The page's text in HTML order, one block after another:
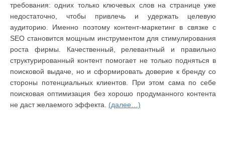
требования: одних только ключевых слов на странице уже
недостаточно, чтобы привлечь и удержать целевую
аудиторию. Именно поэтому контент-маркетинг в связке с
SEO становится мощным инструментом для стимулирования
роста фирмы. Качественный, релевантный и правильно
структурированный контент помогает не только подняться в
поисковой выдаче, но и сформировать доверие к бренду со
стороны потенциальных клиентов. При этом сама по себе
поисковая оптимизация без хорошо продуманного контента
не даст желаемого эффекта. (далее…)